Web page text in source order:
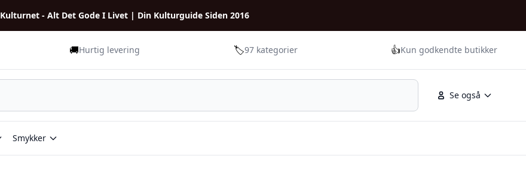
Kulturnet - Alt Det Gode I Livet | Din Kulturguide Siden 2016
🚚Hurtig levering 🏷️97 kategorier 👍Kun godkendte butikker
Se også
Smykker